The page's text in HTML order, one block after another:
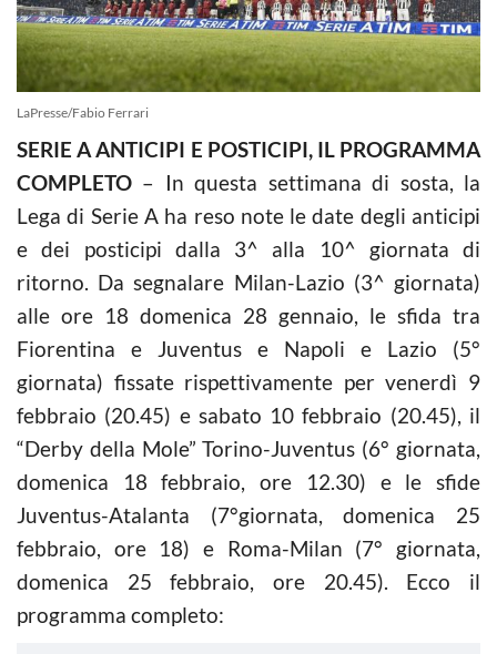
LaPresse/Fabio Ferrari
SERIE A ANTICIPI E POSTICIPI, IL PROGRAMMA
COMPLETO – In questa settimana di sosta, la
Lega di Serie A ha reso note le date degli anticipi
e dei posticipi dalla 3^ alla 10^ giornata di
ritorno. Da segnalare Milan-Lazio (3^ giornata)
alle ore 18 domenica 28 gennaio, le sfida tra
Fiorentina e Juventus e Napoli e Lazio (5°
giornata) fissate rispettivamente per venerdì 9
febbraio (20.45) e sabato 10 febbraio (20.45), il
“Derby della Mole” Torino-Juventus (6° giornata,
domenica 18 febbraio, ore 12.30) e le sfide
Juventus-Atalanta (7°giornata, domenica 25
febbraio, ore 18) e Roma-Milan (7° giornata,
domenica 25 febbraio, ore 20.45). Ecco il
programma completo: